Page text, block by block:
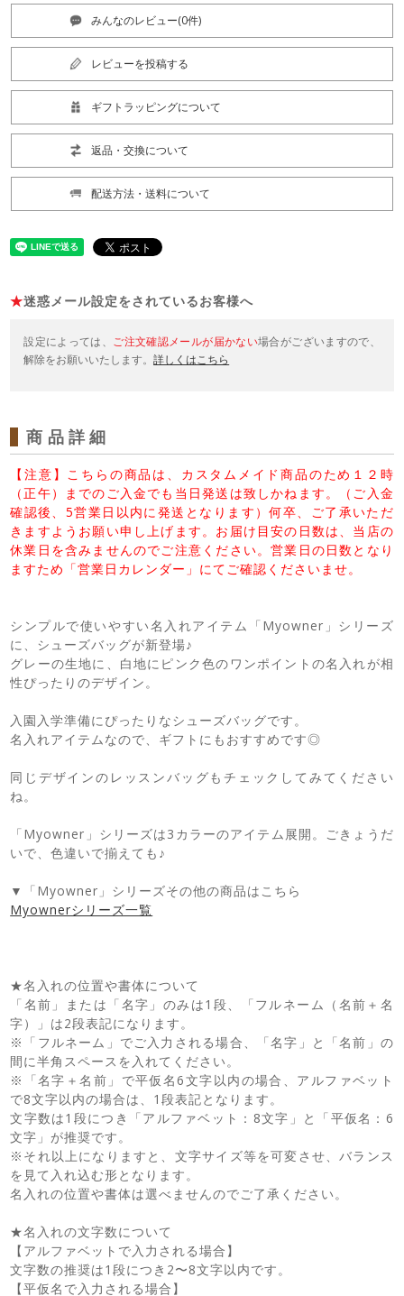
みんなのレビュー(0件)
レビューを投稿する
ギフトラッピングについて
返品・交換について
配送方法・送料について
★迷惑メール設定をされているお客様へ
設定によっては、 ご注文確認メールが届かない場合がございますので、
解除をお願いいたします。詳しくはこちら
商品詳細
【注意】こちらの商品は、カスタムメイド商品のため１２時
（正午）までのご入金でも当日発送は致しかねます。（ご入金
確認後、5営業日以内に発送となります）何卒、ご了承いただ
きますようお願い申し上げます。お届け目安の日数は、当店の
休業日を含みませんのでご注意ください。営業日の日数となり
ますため「営業日カレンダー」にてご確認くださいませ。
シンプルで使いやすい名入れアイテム「Myowner」シリーズ
に、シューズバッグが新登場♪
グレーの生地に、白地にピンク色のワンポイントの名入れが相
性ぴったりのデザイン。
入園入学準備にぴったりなシューズバッグです。
名入れアイテムなので、ギフトにもおすすめです◎
同じデザインのレッスンバッグもチェックしてみてください
ね。
「Myowner」シリーズは3カラーのアイテム展開。ごきょうだ
いで、色違いで揃えても♪
▼「Myowner」シリーズその他の商品はこちら
Myownerシリーズ一覧
★名入れの位置や書体について
「名前」または「名字」のみは1段、「フルネーム（名前＋名
字）」は2段表記になります。
※「フルネーム」でご入力される場合、「名字」と「名前」の
間に半角スペースを入れてください。
※「名字＋名前」で平仮名6文字以内の場合、アルファベット
で8文字以内の場合は、1段表記となります。
文字数は1段につき「アルファベット：8文字」と「平仮名：6
文字」が推奨です。
※それ以上になりますと、文字サイズ等を可変させ、バランス
を見て入れ込む形となります。
名入れの位置や書体は選べませんのでご了承ください。
★名入れの文字数について
【アルファベットで入力される場合】
文字数の推奨は1段につき2〜8文字以内です。
【平仮名で入力される場合】